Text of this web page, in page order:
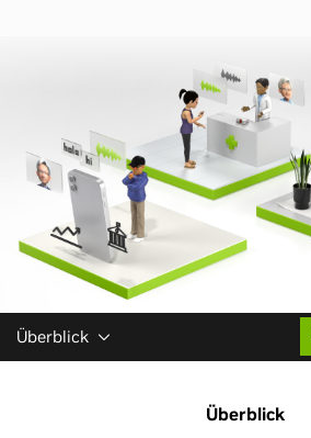
Überblick
Überblick